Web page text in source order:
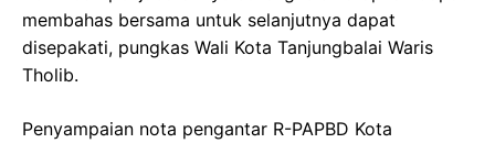
membahas bersama untuk selanjutnya dapat
disepakati, pungkas Wali Kota Tanjungbalai Waris
Tholib.
Penyampaian nota pengantar R-PAPBD Kota